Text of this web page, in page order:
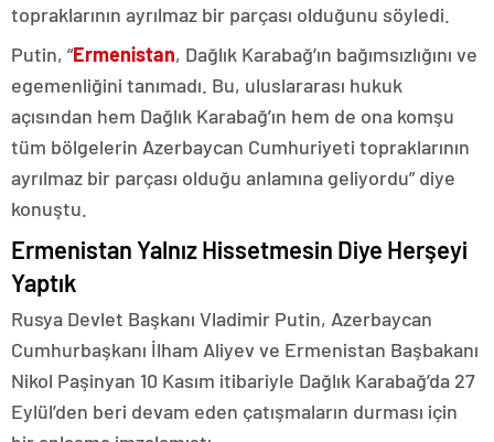
topraklarının ayrılmaz bir parçası olduğunu söyledi.
Putin, “Ermenistan, Dağlık Karabağ’ın bağımsızlığını ve
egemenliğini tanımadı. Bu, uluslararası hukuk
açısından hem Dağlık Karabağ’ın hem de ona komşu
tüm bölgelerin Azerbaycan Cumhuriyeti topraklarının
ayrılmaz bir parçası olduğu anlamına geliyordu” diye
konuştu.
Ermenistan Yalnız Hissetmesin Diye Herşeyi
Yaptık
Rusya Devlet Başkanı Vladimir Putin, Azerbaycan
Cumhurbaşkanı İlham Aliyev ve Ermenistan Başbakanı
Nikol Paşinyan 10 Kasım itibariyle Dağlık Karabağ’da 27
Eylül’den beri devam eden çatışmaların durması için